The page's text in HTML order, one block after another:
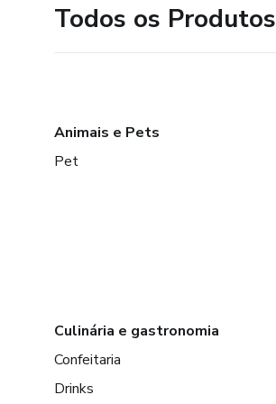
Todos os Produtos
Animais e Pets
Pet
Culinária e gastronomia
Confeitaria
Drinks